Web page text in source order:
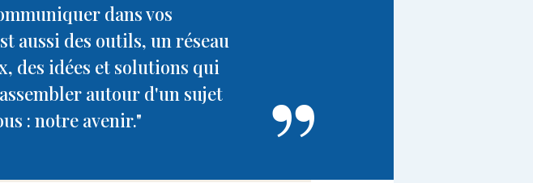
dans vos
aussi des outils, un réseau
des idées et solutions qui
autour d'un sujet
: notre avenir."